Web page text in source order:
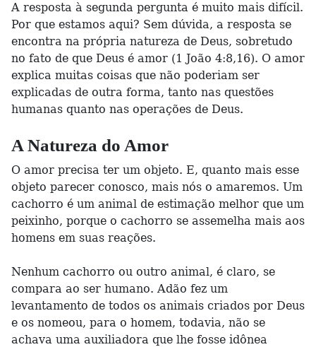
A resposta à segunda pergunta é muito mais difícil.
Por que estamos aqui? Sem dúvida, a resposta se
encontra na própria natureza de Deus, sobretudo
no fato de que Deus é amor (1 João 4:8,16). O amor
explica muitas coisas que não poderiam ser
explicadas de outra forma, tanto nas questões
humanas quanto nas operações de Deus.
A Natureza do Amor
O amor precisa ter um objeto. E, quanto mais esse
objeto parecer conosco, mais nós o amaremos. Um
cachorro é um animal de estimação melhor que um
peixinho, porque o cachorro se assemelha mais aos
homens em suas reações.
Nenhum cachorro ou outro animal, é claro, se
compara ao ser humano. Adão fez um
levantamento de todos os animais criados por Deus
e os nomeou, para o homem, todavia, não se
achava uma auxiliadora que lhe fosse idônea